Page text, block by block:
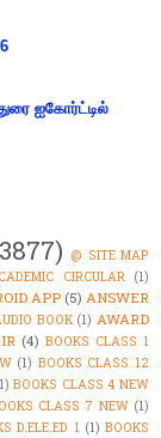
ஐகோர்ட்டில்
@ SITE MAP
CIRCULAR (1)
APP (5) ANSWER
BOOK (1) AWARD
(4) BOOKS CLASS 1
(1) BOOKS CLASS 12
BOOKS CLASS 4 NEW
CLASS 7 NEW (1)
D.ELE.ED 1 (1) BOOKS